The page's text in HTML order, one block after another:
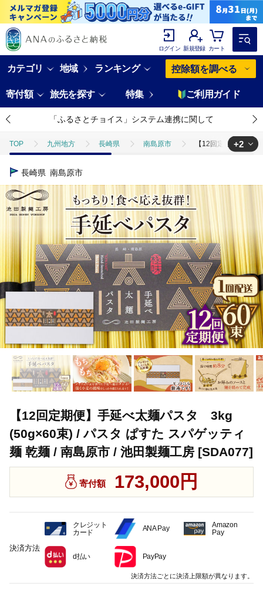
ログイン 新規登録 カート
カテゴリ 地域 ランキング 控除額を調べる
寄付額 旅先を探す 特集 ご利用ガイド
「ふるさとチョイス」システム連携に関して
TOP 九州地方 長崎県 南島原市 【12回定期便】手
TOP
TOP 麺類 【12回定期便】手延べ太麺パスタ 3kg
+2
長崎県 南島原市
【12回定期便】手延べ太麺パスタ 3kg
(50g×60束) / パスタ ぱすた スパゲッティ
麺 乾麺 / 南島原市 / 池田製麺工房 [SDA077]
寄付額 173,000円
決済方法
クレジット
カード
ANA Pay
Amazon
Pay
d払い PayPay
決済方法ごとに決済上限額が異なります。